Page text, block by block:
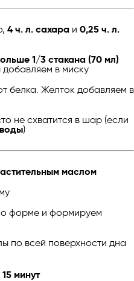
4 ч. л. сахара и 0,25 ч. л.
1/3 стакана (70 мл)
в миску
белка. Желток добавляем в
не схватится в шар (если
воды)
маслом
форме и формируем
по всей поверхности дна
15 минут